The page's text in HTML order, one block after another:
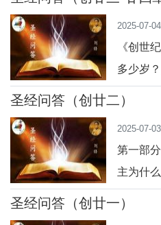
后，
郎、约
克和叔
所生的
给了妾
妻撒辣
2025-07-
《创世
多少岁
听到撒
为撒辣
赫特人
赫特人
圣经问答（创廿二）
2025-07-
第一部
主为什
圣经问答（创廿一）